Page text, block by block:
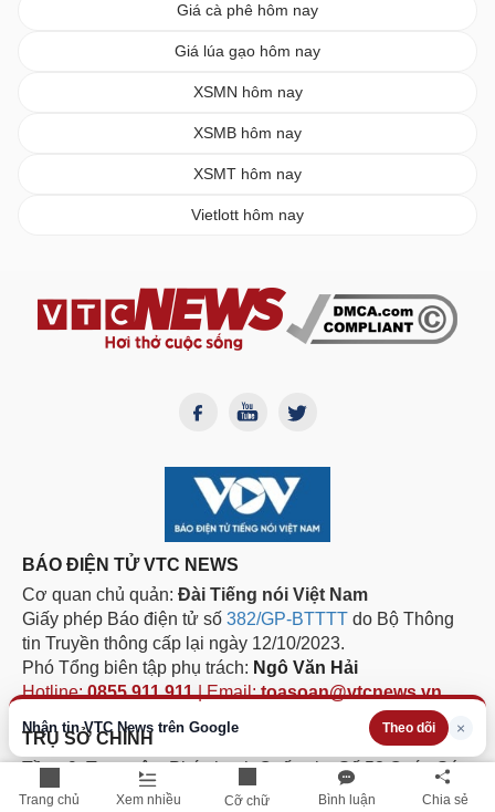
Trang chủ Xem nhiều Cỡ chữ Bình luận Chia sẻ
Nhận tin VTC News trên Google Theo dõi ×
Giá cà phê hôm nay
Giá lúa gạo hôm nay
XSMN hôm nay
XSMB hôm nay
XSMT hôm nay
Vietlott hôm nay
BÁO ĐIỆN TỬ VTC NEWS
Cơ quan chủ quản: Đài Tiếng nói Việt Nam
Giấy phép Báo điện tử số 382/GP-BTTTT do Bộ Thông
tin Truyền thông cấp lại ngày 12/10/2023.
Phó Tổng biên tập phụ trách: Ngô Văn Hải
Hotline:0855.911.911| Email:toasoan@vtcnews.vn
TRỤ SỞ CHÍNH
Tầng 9, Trung tâm Phát thanh Quốc gia, Số 58 Quán Sứ,
phường Cửa Nam, thành phố Hà Nội